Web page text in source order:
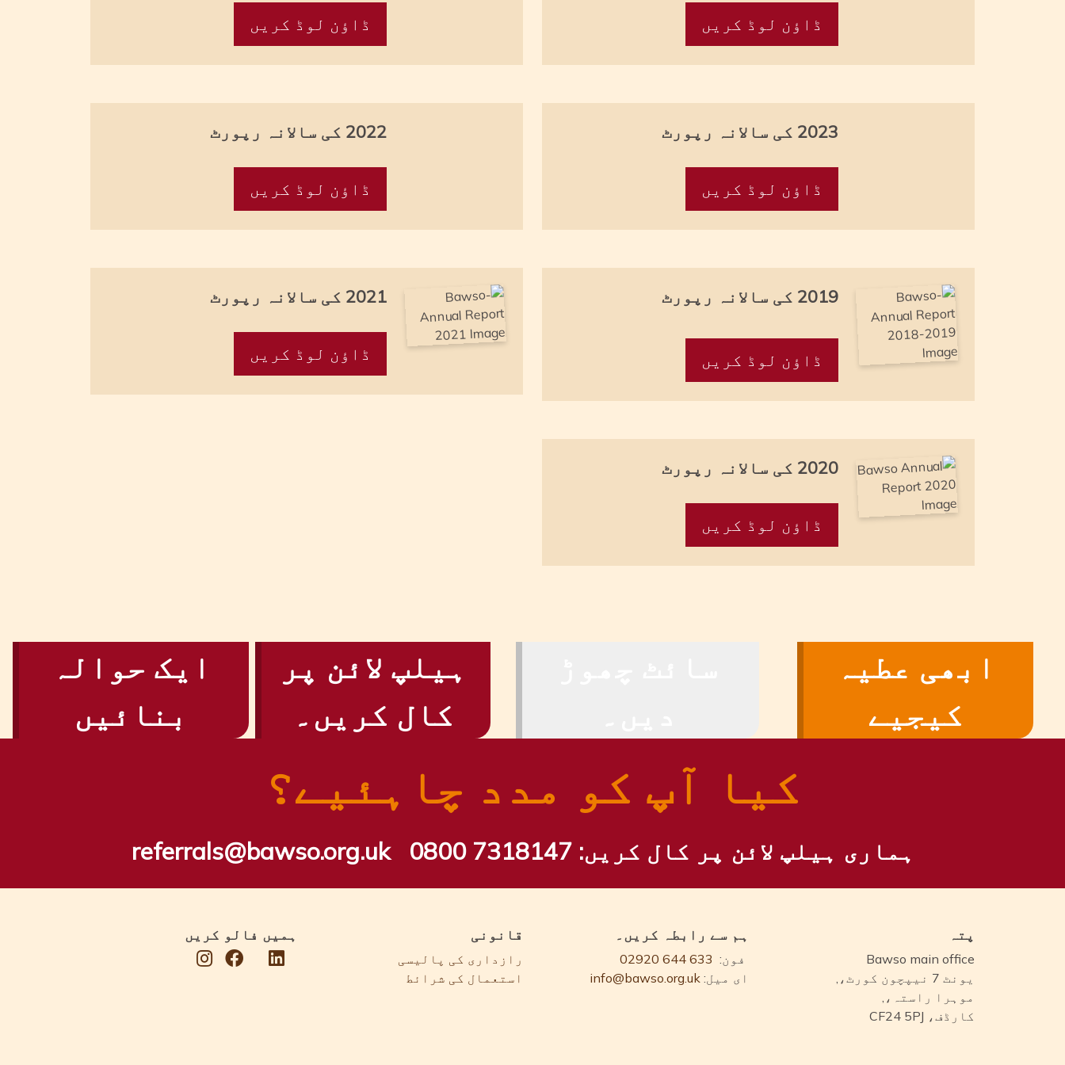
ڈاؤن لوڈ کریں ڈاؤن لوڈ کریں
2023 کی سالانہ رپورٹ
ڈاؤن لوڈ کریں
2022 کی سالانہ رپورٹ
ڈاؤن لوڈ کریں
2019 کی سالانہ رپورٹ
ڈاؤن لوڈ کریں
2021 کی سالانہ رپورٹ
ڈاؤن لوڈ کریں
2020 کی سالانہ رپورٹ
ڈاؤن لوڈ کریں
ابھی عطیہ
کیجیے
ہیلپ لائن پر
کال کریں۔
ایک حوالہ
بنائیں
کیا آپ کو مدد چاہئیے؟
ہماری ہیلپ لائن پر کال کریں: 0800 7318147
referrals@bawso.org.uk
پتہ
Bawso main office
یونٹ 7 نیپچون کورٹ،,
موہرا راستہ،,
کارڈف، CF24 5PJ
ہم سے رابطہ کریں۔
فون: 02920 644 633
ای میل: info@bawso.org.uk
قانونی
رازداری کی پالیسی
استعمال کی شرائط
ہمیں فالو کریں